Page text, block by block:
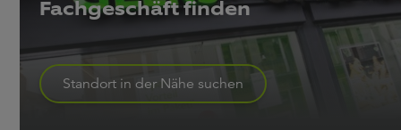
Fachgeschäft finden
Standort in der Nähe suchen